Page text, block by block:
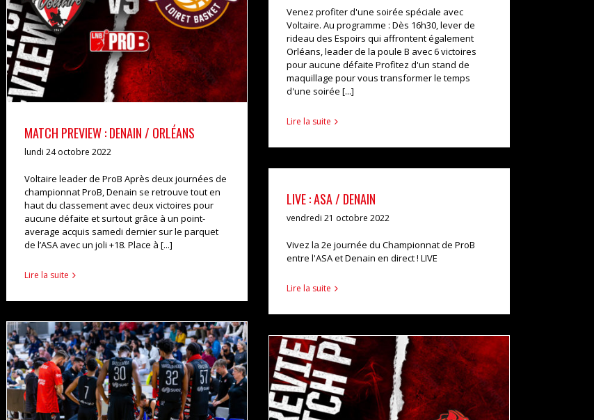
Venez profiter d'une soirée spéciale avec
Voltaire. Au programme : Dès 16h30, lever de
rideau des Espoirs qui affrontent également
Orléans, leader de la poule B avec 6 victoires
pour aucune défaite Profitez d'un stand de
maquillage pour vous transformer le temps
d'une soirée [...]
Lire la suite
actualités pro b
MATCH PREVIEW : DENAIN / ORLÉANS
lundi 24 octobre 2022
Voltaire leader de ProB Après deux journées de
championnat ProB, Denain se retrouve tout en
haut du classement avec deux victoires pour
aucune défaite et surtout grâce à un point-
average acquis samedi dernier sur le parquet
de l’ASA avec un joli +18. Place à [...]
Lire la suite
LIVE : ASA / DENAIN
vendredi 21 octobre 2022
Vivez la 2e journée du Championnat de ProB
entre l'ASA et Denain en direct ! LIVE
Lire la suite
RETOUR SUR : RUEIL / DENAIN